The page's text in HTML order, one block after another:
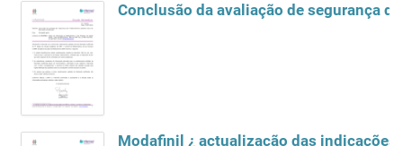
Conclusão da avaliação de segurança
Modafinil ¿ actualização das indicações